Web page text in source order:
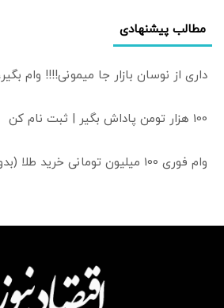
مطالب پیشنهادی
داری از نوسان بازار جا میمونی!!!! وام
100 هزار تومن پاداش بگیر | ثبت نام کن
وام فوری 100 میلیون تومانی خرید طلا (بدون ضامن)